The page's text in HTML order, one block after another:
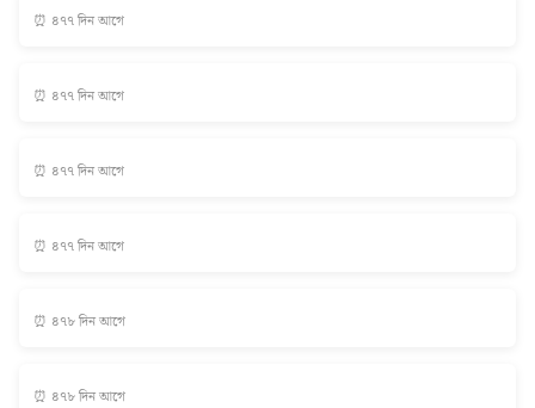
⏰ ৪৭৭ দিন আগে
⏰ ৪৭৭ দিন আগে
⏰ ৪৭৭ দিন আগে
⏰ ৪৭৭ দিন আগে
⏰ ৪৭৮ দিন আগে
⏰ ৪৭৮ দিন আগে